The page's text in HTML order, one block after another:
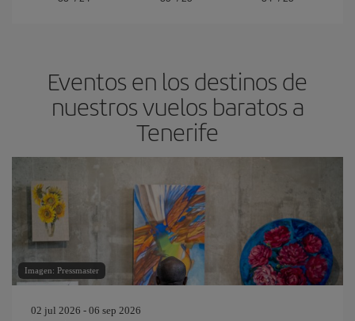
Eventos en los destinos de
nuestros vuelos baratos a
Tenerife
Imagen: Pressmaster
02 jul 2026 - 06 sep 2026